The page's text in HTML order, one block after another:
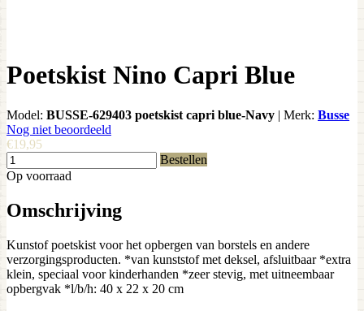
Poetskist Nino Capri Blue
Model: BUSSE-629403 poetskist capri blue-Navy | Merk: Busse
Nog niet beoordeeld
€19,95
Bestellen
Op voorraad
Omschrijving
Kunstof poetskist voor het opbergen van borstels en andere
verzorgingsproducten. *van kunststof met deksel, afsluitbaar *extra
klein, speciaal voor kinderhanden *zeer stevig, met uitneembaar
opbergvak *l/b/h: 40 x 22 x 20 cm